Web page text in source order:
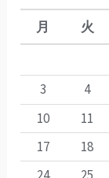
月 火
3
4
10
11
17
18
24
25